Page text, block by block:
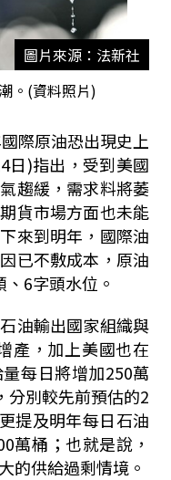
圖片來源：法新社
。(資料照片)
際原油恐出現史上
日)指出，受到美國
趨緩，需求料將萎
貨市場方面也未能
來到明年，國際油
已不敷成本，原油
6字頭水位。
油輸出國家組織與
產，加上美國也在
每日將增加250萬
分別較先前預估的2
提及明年每日石油
萬桶；也就是說，
的供給過剩情境。